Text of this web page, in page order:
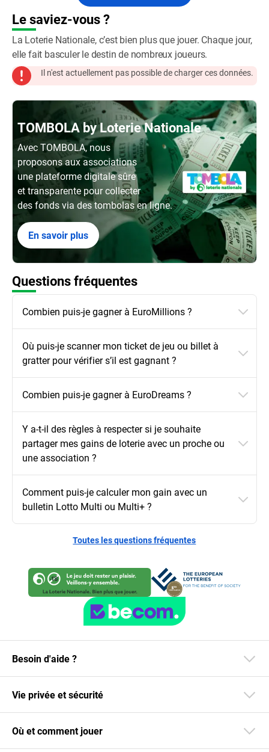
Le saviez-vous ?
La Loterie Nationale, c’est bien plus que jouer. Chaque jour,
elle fait basculer le destin de nombreux joueurs.
Il n'est actuellement pas possible de charger ces données.
TOMBOLA by Loterie Nationale
Avec TOMBOLA, nous
proposons aux associations
une plateforme digitale sûre
et transparente pour collecter
des fonds via des tombolas en ligne.
En savoir plus
Questions fréquentes
Combien puis-je gagner à EuroMillions ?
Où puis-je scanner mon ticket de jeu ou billet à
gratter pour vérifier s’il est gagnant ?
Combien puis-je gagner à EuroDreams ?
Y a-t-il des règles à respecter si je souhaite
partager mes gains de loterie avec un proche ou
une association ?
Comment puis-je calculer mon gain avec un
bulletin Lotto Multi ou Multi+ ?
Toutes les questions fréquentes
Besoin d'aide ?
Vie privée et sécurité
Où et comment jouer